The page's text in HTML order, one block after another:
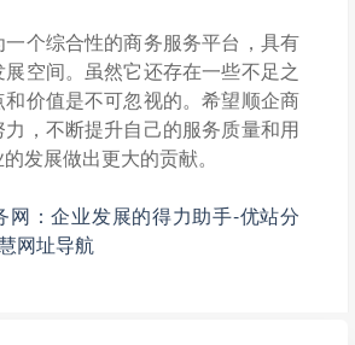
个综合性的商务服务平台，具有
空间。虽然它还存在一些不足之
价值是不可忽视的。希望顺企商
，不断提升自己的服务质量和用
发展做出更大的贡献。
网：企业发展的得力助手-优站分
网址导航